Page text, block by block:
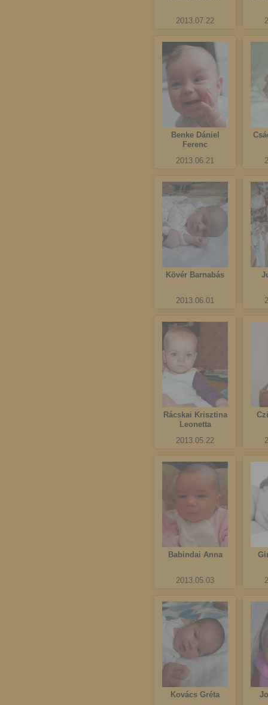
2013.07.22
Benke Dániel
Ferenc
2013.06.21
Kövér Barnabás
2013.06.01
Rácskai Krisztina
Leonetta
2013.05.22
Babindai Anna
2013.05.03
Kovács Gréta